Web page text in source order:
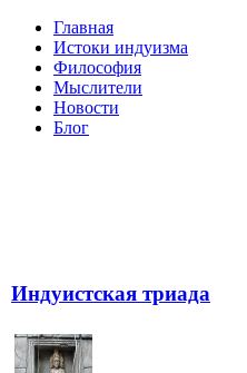
Главная
Истоки индуизма
Философия
Мыслители
Новости
Блог
Индуистская триада